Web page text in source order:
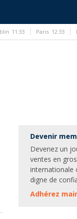
Devenir
Devenez un
ventes en
internationale
digne de
Adhérez
11:33 Paris 12:33